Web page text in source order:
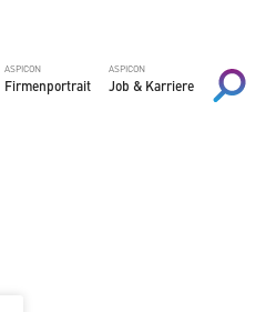
ASPICON
Fir­men­por­trait
ASPICON
Job & Karriere